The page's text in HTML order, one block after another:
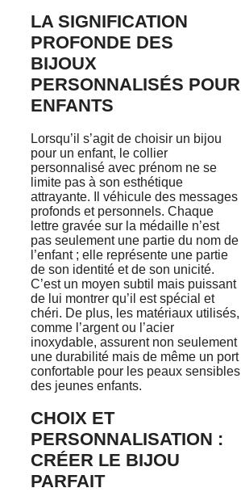
LA SIGNIFICATION
PROFONDE DES
BIJOUX
PERSONNALISÉS POUR
ENFANTS
Lorsqu’il s’agit de choisir un bijou
pour un enfant, le collier
personnalisé avec prénom ne se
limite pas à son esthétique
attrayante. Il véhicule des messages
profonds et personnels. Chaque
lettre gravée sur la médaille n’est
pas seulement une partie du nom de
l’enfant ; elle représente une partie
de son identité et de son unicité.
C’est un moyen subtil mais puissant
de lui montrer qu’il est spécial et
chéri. De plus, les matériaux utilisés,
comme l’argent ou l’acier
inoxydable, assurent non seulement
une durabilité mais de même un port
confortable pour les peaux sensibles
des jeunes enfants.
CHOIX ET
PERSONNALISATION :
CRÉER LE BIJOU
PARFAIT